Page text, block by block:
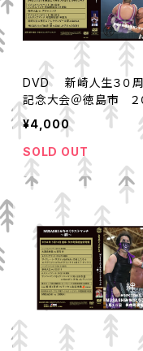
DVD 新崎人生３０
記念大会＠徳島市 ２
３年３月５日
¥4,000
SOLD OUT